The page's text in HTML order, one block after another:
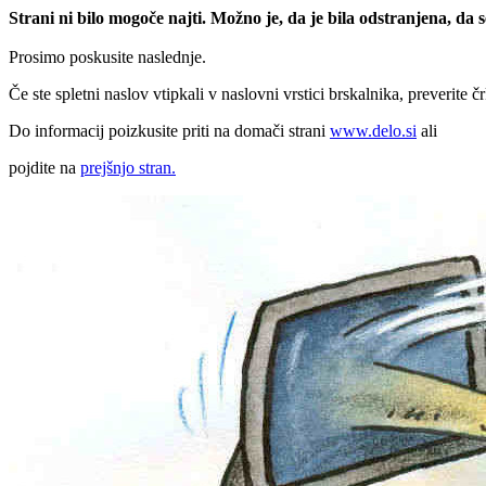
Strani ni bilo mogoče najti. Možno je, da je bila odstranjena, da
Prosimo poskusite naslednje.
Če ste spletni naslov vtipkali v naslovni vrstici brskalnika, preverite
Do informacij poizkusite priti na domači strani www.delo.si ali
pojdite na prejšnjo stran.